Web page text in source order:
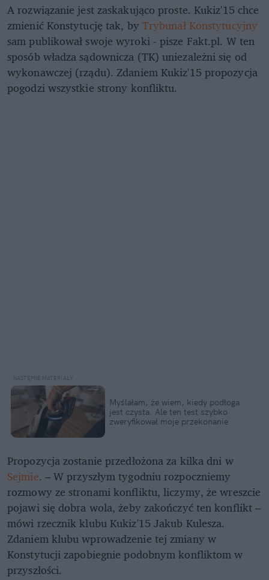
A rozwiązanie jest zaskakująco proste. Kukiz'15 chce
zmienić Konstytucję tak, by Trybunał Konstytucyjny
sam publikował swoje wyroki - pisze Fakt.pl. W ten
sposób władza sądownicza (TK) uniezależni się od
wykonawczej (rządu). Zdaniem Kukiz'15 propozycja
pogodzi wszystkie strony konfliktu.
Myślałam, że wiem, kiedy podłoga
jest czysta. Ale ten test szybko
zweryfikował moje przekonanie
Propozycja zostanie przedłożona za kilka dni w
Sejmie. – W przyszłym tygodniu rozpoczniemy
rozmowy ze stronami konfliktu, liczymy, że wreszcie
pojawi się dobra wola, żeby zakończyć ten konflikt –
mówi rzecznik klubu Kukiz'15 Jakub Kulesza.
Zdaniem klubu wprowadzenie tej zmiany w
Konstytucji zapobiegnie podobnym konfliktom w
przyszłości.